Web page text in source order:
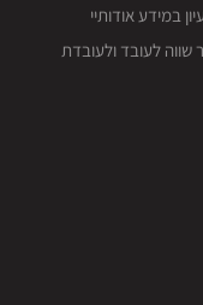
במידע אודותיי
שווה לעובד ולעובדת